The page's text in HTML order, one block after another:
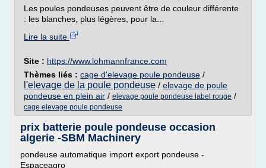
Les poules pondeuses peuvent être de couleur différente
: les blanches, plus légères, pour la...
Lire la suite
Site : https://www.lohmannfrance.com
Thèmes liés : cage d'elevage poule pondeuse /
l'elevage de la poule pondeuse / elevage de poule
pondeuse en plein air / elevage poule pondeuse label rouge /
cage elevage poule pondeuse
prix batterie poule pondeuse occasion
algerie -SBM Machinery
pondeuse automatique import export pondeuse -
Espaceagro